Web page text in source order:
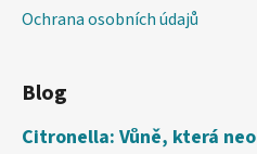
Ochrana osobních údajů
Blog
Citronella: Vůně, která